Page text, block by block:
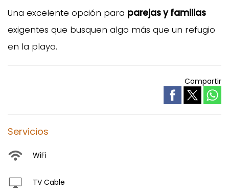
Una excelente opción para parejas y familias
exigentes que busquen algo más que un refugio
en la playa.
Compartir
Servicios
WiFi
TV Cable